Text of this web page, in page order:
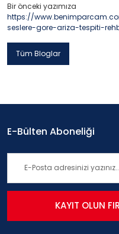
Bir önceki yazımıza
https://
seslere-gore-ariza-tespiti-
Tüm Bloglar
E-Bülten Aboneliği
KAYIT OLUN